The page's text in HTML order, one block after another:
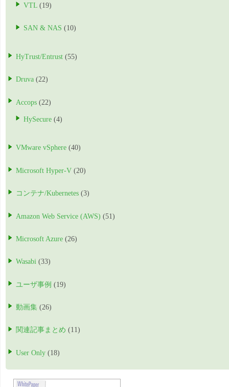
VTL (19)
SAN & NAS (10)
HyTrust/Entrust (55)
Druva (22)
Accops (22)
HySecure (4)
VMware vSphere (40)
Microsoft Hyper-V (20)
コンテナ/Kubernetes (3)
Amazon Web Service (AWS) (51)
Microsoft Azure (26)
Wasabi (33)
ユーザ事例 (19)
動画集 (26)
関連記事まとめ (11)
User Only (18)